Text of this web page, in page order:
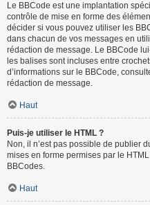
Le BBCode est une implantation
contrôle de mise en forme des
décider si vous pouvez utiliser les
dans chacun de vos messages en
rédaction de message. Le BBCode
les balises sont incluses entre
d’informations sur le BBCode,
rédaction de message.
Haut
Puis-je utiliser le HTML ?
Non, il n’est pas possible de publier
mises en forme permises par le
BBCodes.
Haut